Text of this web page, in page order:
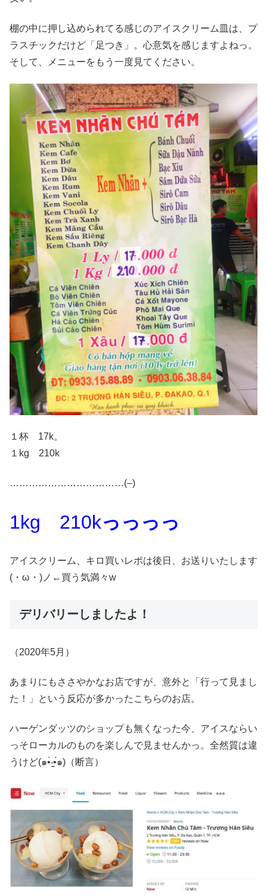
棚の中に押し込められてる感じのアイスクリーム皿は、プ
ラスチックだけど「足つき」。心意気を感じますよねっ。
そして、メニューをもう一度見てください。
１杯 17k。
１kg 210k
………………………………(–)
1kg 210kっっっっ
アイスクリーム、キロ買いレポは後日、お送りいたします
(・ω・)ノ←買う気満々w
デリバリーしましたよ！
（2020年5月）
あまりにもささやかなお店ですが、意外と「行って見まし
た！」という反応が多かったこちらのお店。
ハーゲンダッツのショップも無くなった今、アイスならい
っそローカルのものを楽しんで見ませんかっ。全然質は違
うけど(๑•̀‧̫•́๑)（断言）